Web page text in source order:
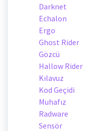
Darknet
Echalon
Ergo
Ghost Rider
Gözcü
Hallow Rider
Kılavuz
Kod Geçidi
Muhafız
Radware
Sensör